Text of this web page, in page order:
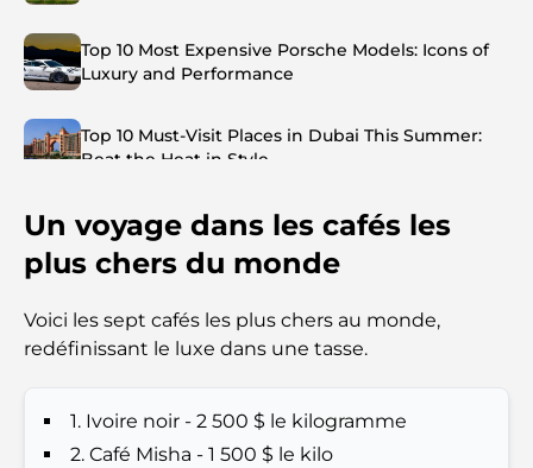
Top 10 Most Expensive Porsche Models: Icons of
Luxury and Performance
Top 10 Must-Visit Places in Dubai This Summer:
Beat the Heat in Style
Top 7 Busiest Airports in the World: Hub of Global
Travel
Investors and Residents
Families
Un voyage dans les cafés les
plus chers du monde
Voici les sept cafés les plus chers au monde,
redéfinissant le luxe dans une tasse.
1. Ivoire noir - 2 500 $ le kilogramme
2. Café Misha - 1 500 $ le kilo